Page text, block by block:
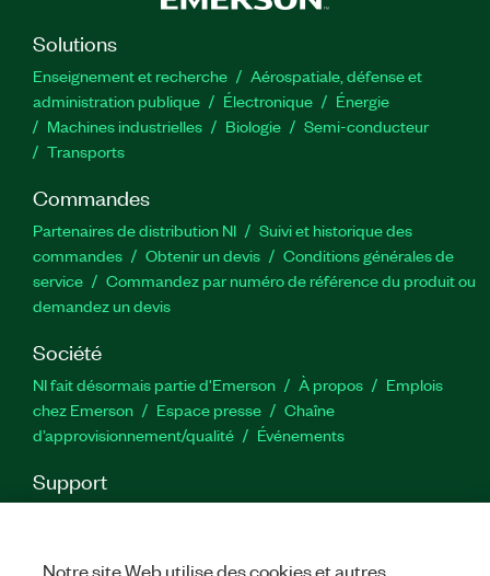
Solutions
Enseignement et recherche
Aérospatiale, défense et
administration publique
Électronique
Énergie​
Machines industrielles
Biologie
Semi-conducteur
Transports
Commandes
Partenaires de distribution NI
Suivi et historique des
commandes
Obtenir un devis
Conditions générales de
service
Commandez par numéro de référence du produit ou
demandez un devis
Société
NI fait désormais partie d'Emerson À propos
Emplois
chez Emerson
Espace presse
Chaîne
d’approvisionnement/qualité
Événements
Support
service
Commentaires sur le site
Notre site Web utilise des cookies et autres